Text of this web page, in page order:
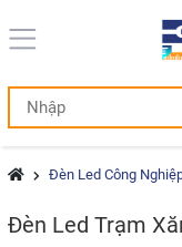
Đèn Led Công
Đèn Led Trạm